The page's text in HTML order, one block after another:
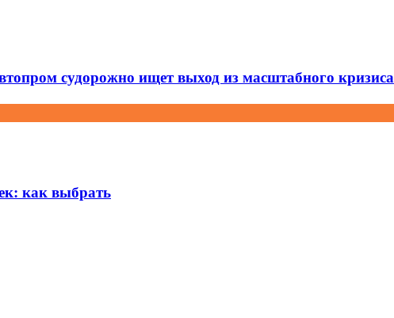
судорожно ищет выход из масштабного кризиса
как выбрать